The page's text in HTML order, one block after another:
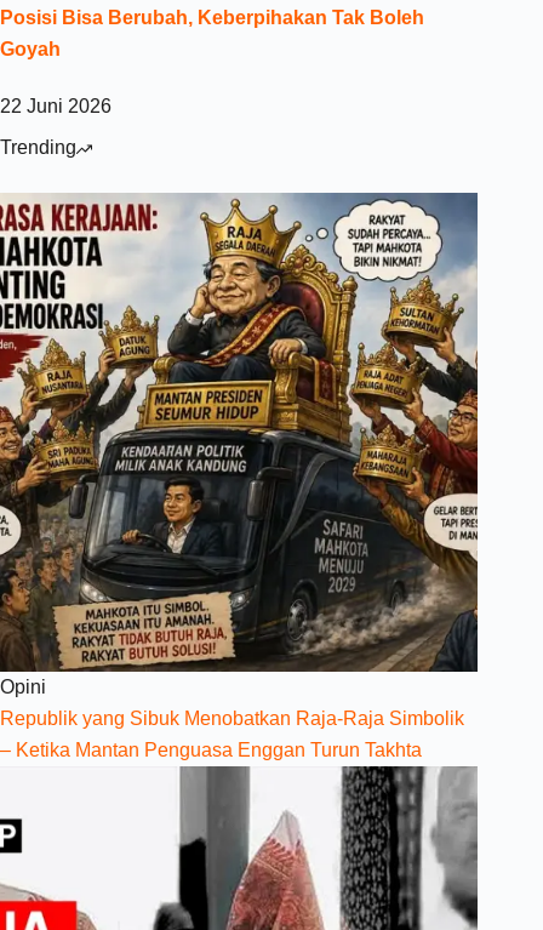
Posisi Bisa Berubah, Keberpihakan Tak Boleh
Goyah
22 Juni 2026
Trending
Opini
Republik yang Sibuk Menobatkan Raja-Raja Simbolik
– Ketika Mantan Penguasa Enggan Turun Takhta